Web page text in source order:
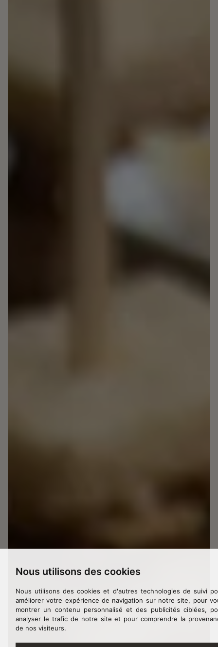
Nous utilisons des cookies
Nous utilisons des cookies et d'autres technologies de suivi
améliorer votre expérience de navigation sur notre site, pour
montrer un contenu personnalisé et des publicités ciblées,
analyser le trafic de notre site et pour comprendre la
de nos visiteurs.